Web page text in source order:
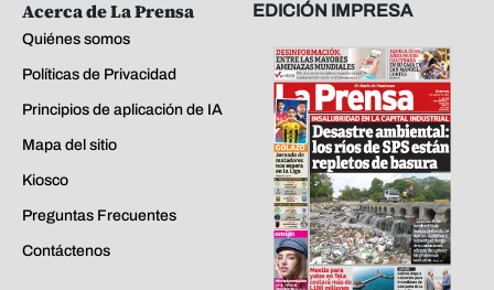
Acerca de La Prensa
Quiénes somos
Políticas de Privacidad
Principios de aplicación de IA
Mapa del sitio
Kiosco
Preguntas Frecuentes
Contáctenos
EDICIÓN IMPRESA